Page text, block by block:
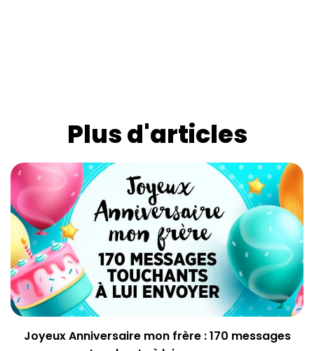
Plus d'articles
Joyeux Anniversaire mon frère : 170 messages